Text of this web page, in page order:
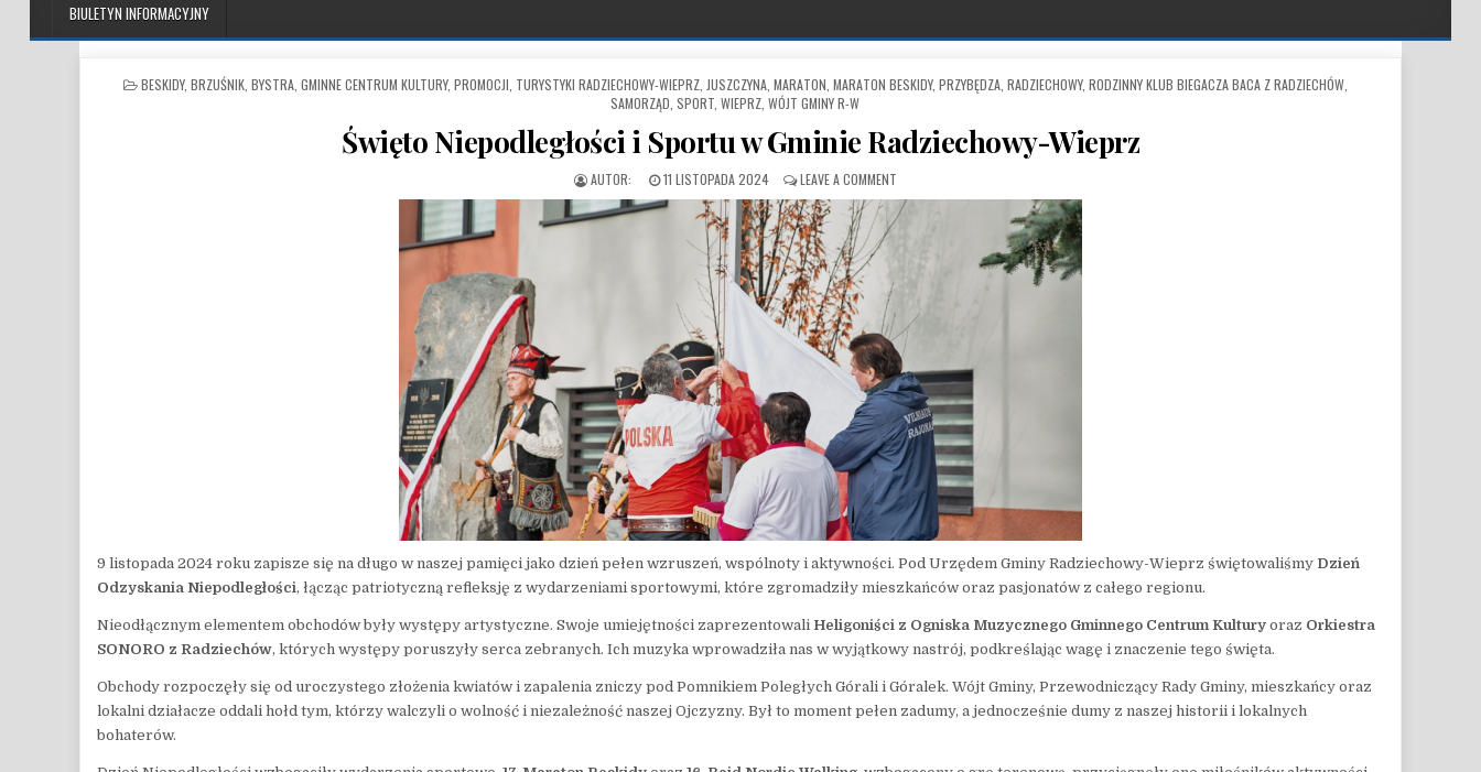
BIULETYN INFORMACYJNY
POSTED IN
BESKIDY, BRZUŚNIK, BYSTRA, GMINNE CENTRUM KULTURY, PROMOCJI, TURYSTYKI RADZIECHOWY-WIEPRZ, JUSZCZYNA, MARATON MARATON BESKIDY, PRZYBĘDZA, RADZIECHOWY, RODZINNY KLUB BIEGACZA BACA Z RADZIECHÓW,
SAMORZĄD SPORT WIEPRZ WÓJT GMINY R-W
Święto Niepodległości i Sportu w Gminie Radziechowy-Wieprz
PUBLISHED DATE:
11 LISTOPADA 2024 LEAVE A COMMENTON ŚWIĘTO NIEPODLEGŁOŚCI I SPORTU W GMINIE RADZIECHOWY-WIEPRZ
9 listopada 2024 roku zapisze się na długo w naszej pamięci jako dzień pełen wzruszeń, wspólnoty i aktywności. Pod Urzędem Gminy Radziechowy-Wieprz świętowaliśmy Dzień
Odzyskania Niepodległości, łącząc patriotyczną refleksję z wydarzeniami sportowymi, które zgromadziły mieszkańców oraz pasjonatów z całego regionu.
Nieodłącznym elementem obchodów były występy artystyczne. Swoje umiejętności zaprezentowali Heligoniści z Ogniska Muzycznego Gminnego Centrum Kultury oraz Orkiestra
SONORO z Radziechów, których występy poruszyły serca zebranych. Ich muzyka wprowadziła nas w wyjątkowy nastrój, podkreślając wagę i znaczenie tego święta.
Obchody rozpoczęły się od uroczystego złożenia kwiatów i zapalenia zniczy pod Pomnikiem Poległych Górali i Góralek. Wójt Gminy, Przewodniczący Rady Gminy, mieszkańcy oraz
lokalni działacze oddali hołd tym, którzy walczyli o wolność i niezależność naszej Ojczyzny. Był to moment pełen zadumy, a jednocześnie dumy z naszej historii i lokalnych
bohaterów.